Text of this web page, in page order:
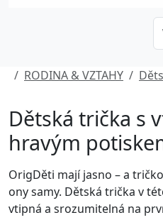
RODINA & VZTAHY
Dětská trička s
hravým
OrigDěti mají jasno – a
ony samy. Dětská trička v
vtipná a srozumitelná na